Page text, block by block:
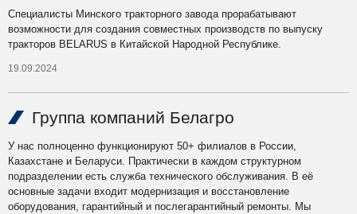
Специалисты Минского тракторного завода прорабатывают
возможности для создания совместных производств по выпуску
тракторов BELARUS в Китайской Народной Республике.
19.09.2024
Группа компаний Белагро
У нас полноценно функционируют 50+ филиалов в России,
Казахстане и Беларуси. Практически в каждом структурном
подразделении есть служба технического обслуживания. В её
основные задачи входит модернизация и восстановление
оборудования, гарантийный и послегарантийный ремонты. Мы